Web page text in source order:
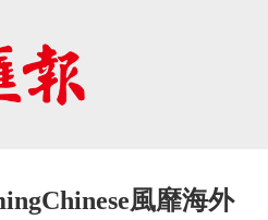
風靡海外